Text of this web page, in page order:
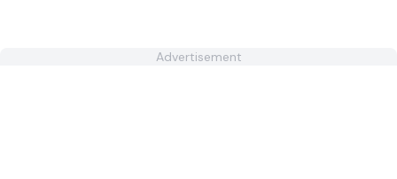
Advertisement